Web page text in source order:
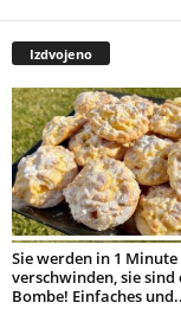
Izdvojeno
Sie werden in 1 Minute
verschwinden, sie sind
Bombe! Einfaches